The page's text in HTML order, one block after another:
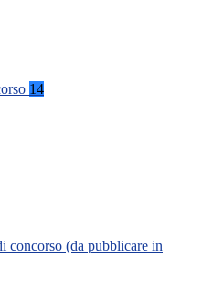
14
concorso (da pubblicare in